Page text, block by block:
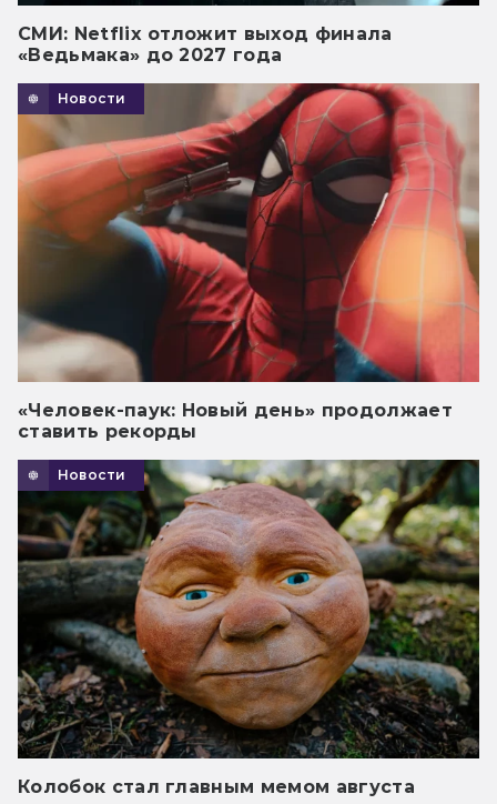
СМИ: Netflix отложит выход финала
«Ведьмака» до 2027 года
Новости
«Человек-паук: Новый день» продолжает
ставить рекорды
Новости
Колобок стал главным мемом августа